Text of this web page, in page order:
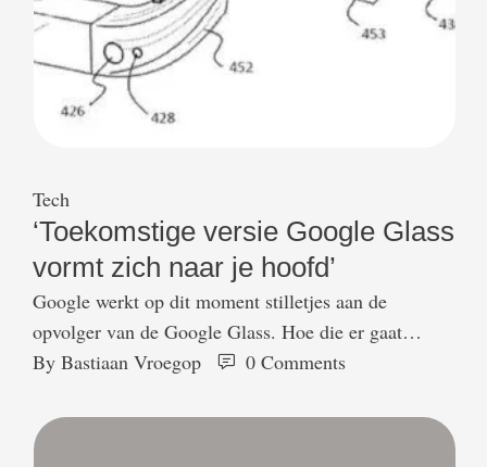
Tech
‘Toekomstige versie Google Glass
vormt zich naar je hoofd’
Google werkt op dit moment stilletjes aan de
opvolger van de Google Glass. Hoe die er gaat
uitzien weten we niet, maar een nieuw patent geeft
namelijk een nieuwe versie van de Glass zien, die
zich naar je hoofd kan vormen. De Google Glass
By Bastiaan Vroegop 0 Comments